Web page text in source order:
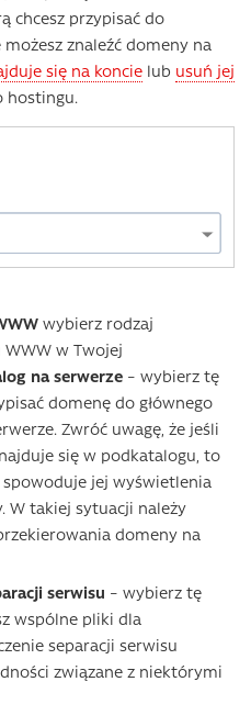
chcesz przypisać do
znaleźć domeny na
się na koncie lub usuń jej
hostingu.
wybierz rodzaj
w Twojej
na serwerze – wybierz tę
domenę do głównego
Zwróć uwagę, że jeśli
się w podkatalogu, to
jej wyświetlenia
W takiej sytuacji należy
domeny na
serwisu – wybierz tę
wspólne pliki dla
separacji serwisu
związane z niektórymi